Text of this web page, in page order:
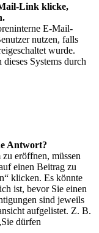
Link klicke,
E-Mail-
nutzen, falls
wurde.
Systems durch
Antwort?
eröffnen, müssen
einen Beitrag zu
klicken. Es könnte
ist, bevor Sie einen
sind jeweils
aufgelistet. Z. B.
dürfen